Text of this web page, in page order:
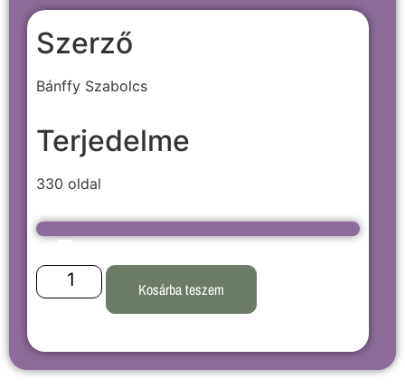
Szerző
Bánffy Szabolcs
Terjedelme
330 oldal
Kosárba teszem